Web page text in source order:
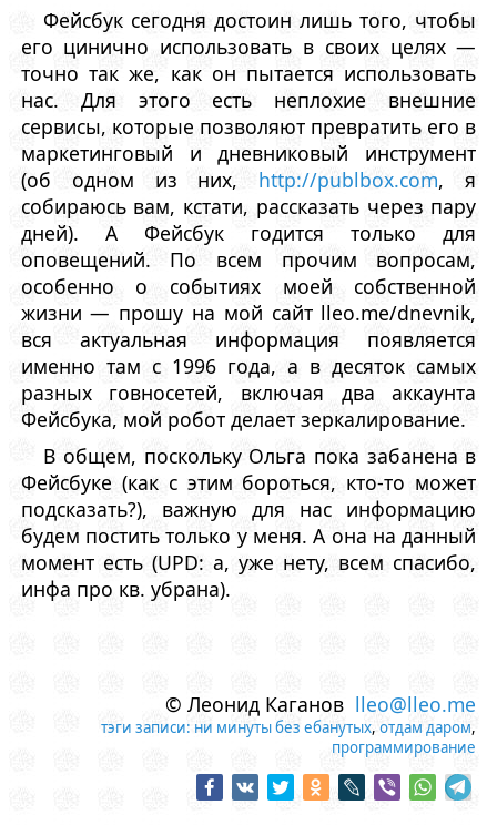
Фейсбук сегодня достоин лишь того, чтобы
его цинично использовать в своих целях —
точно так же, как он пытается использовать
нас. Для этого есть неплохие внешние
сервисы, которые позволяют превратить его в
маркетинговый и дневниковый инструмент
(об одном из них, http://publbox.com, я
собираюсь вам, кстати, рассказать через пару
дней). А Фейсбук годится только для
оповещений. По всем прочим вопросам,
особенно о событиях моей собственной
жизни — прошу на мой сайт lleo.me/dnevnik,
вся актуальная информация появляется
именно там с 1996 года, а в десяток самых
разных говносетей, включая два аккаунта
Фейсбука, мой робот делает зеркалирование.
В общем, поскольку Ольга пока забанена в
Фейсбуке (как с этим бороться, кто-то может
подсказать?), важную для нас информацию
будем постить только у меня. А она на данный
момент есть (UPD: а, уже нету, всем спасибо,
инфа про кв. убрана).
© Леонид Каганов lleo@lleo.me
тэги записи: ни минуты без ебанутых,отдам даром,
программирование